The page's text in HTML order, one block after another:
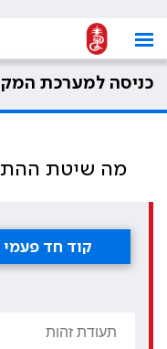
כניסה למערכת
מה שיטת
קוד חד פעמי